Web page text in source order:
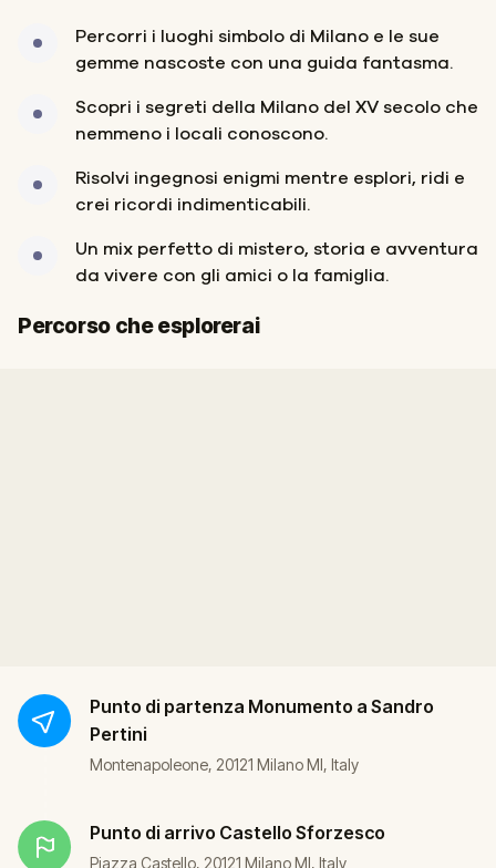
Percorri i luoghi simbolo di Milano e le sue
gemme nascoste con una guida fantasma.
Scopri i segreti della Milano del XV secolo che
nemmeno i locali conoscono.
Risolvi ingegnosi enigmi mentre esplori, ridi e
crei ricordi indimenticabili.
Un mix perfetto di mistero, storia e avventura
da vivere con gli amici o la famiglia.
Percorso che esplorerai
Inizio
Fine
Punto di partenza Monumento a Sandro
Pertini
Montenapoleone, 20121 Milano MI, Italy
Punto di arrivo Castello Sforzesco
Piazza Castello, 20121 Milano MI, Italy